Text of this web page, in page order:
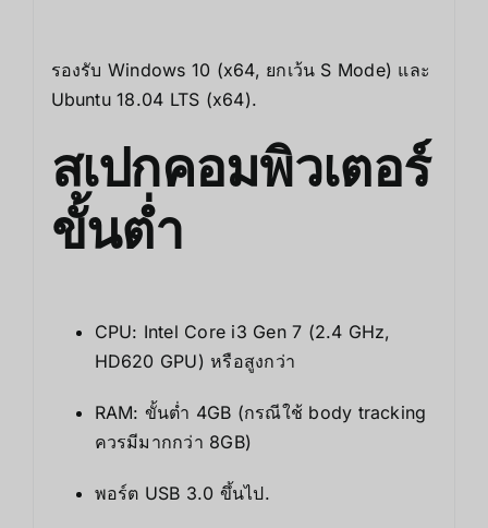
รองรับ Windows 10 (x64, ยกเว้น S Mode) และ
Ubuntu 18.04 LTS (x64).
สเปกคอมพิวเตอร์
ขั้นต่ำ
CPU: Intel Core i3 Gen 7 (2.4 GHz,
HD620 GPU) หรือสูงกว่า
RAM: ขั้นต่ำ 4GB (กรณีใช้ body tracking
ควรมีมากกว่า 8GB)
พอร์ต USB 3.0 ขึ้นไป.